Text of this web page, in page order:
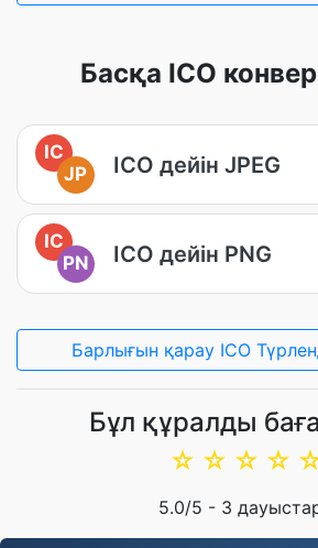
Басқа ICO
IC
JP
ICO дейін JPEG
IC
PN
ICO дейін PNG
Барлығын қарау ICO
Бұл құралды
☆
☆
☆
☆
5.0/5 - 3